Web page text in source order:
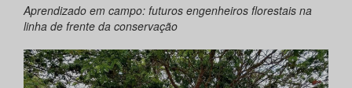
Aprendizado em campo: futuros engenheiros florestais na
linha de frente da conservação